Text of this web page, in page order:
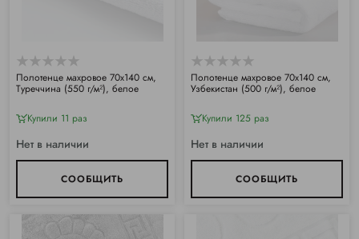
Полотенце махровое 70х140 см,
Туреччина (550 г/м²), белое
Купили 11 раз
Нет в наличии
СООБЩИТЬ
Полотенце махровое 70х140 см,
Узбекистан (500 г/м²), белое
Купили 125 раз
Нет в наличии
СООБЩИТЬ